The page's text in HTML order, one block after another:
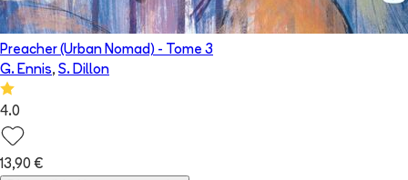
Preacher (Urban Nomad) - Tome 3
G. Ennis, S. Dillon
4.0
13,90 €